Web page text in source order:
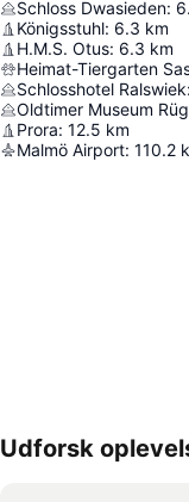
Schloss Dwasieden:
Königsstuhl: 6.3 km
H.M.S. Otus: 6.3 km
Heimat-Tiergarten
Schlosshotel Ralswiek:
Oldtimer Museum
Prora: 12.5 km
Malmö Airport: 110.2
Udvid kort
Udforsk